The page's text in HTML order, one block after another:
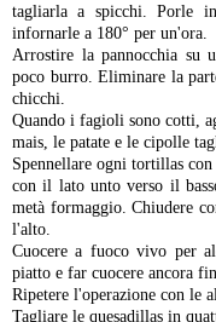
tagliarla a spicchi. Porle
infornarle a 180° per un'ora.
Arrostire la pannocchia su
poco burro. Eliminare la
chicchi.
Quando i fagioli sono cotti,
mais, le patate e le cipolle
Spennellare ogni tortillas
con il lato unto verso il
metà formaggio. Chiudere
l'alto.
Cuocere a fuoco vivo per
piatto e far cuocere ancora
Ripetere l'operazione con le
Tagliare le quesadillas in